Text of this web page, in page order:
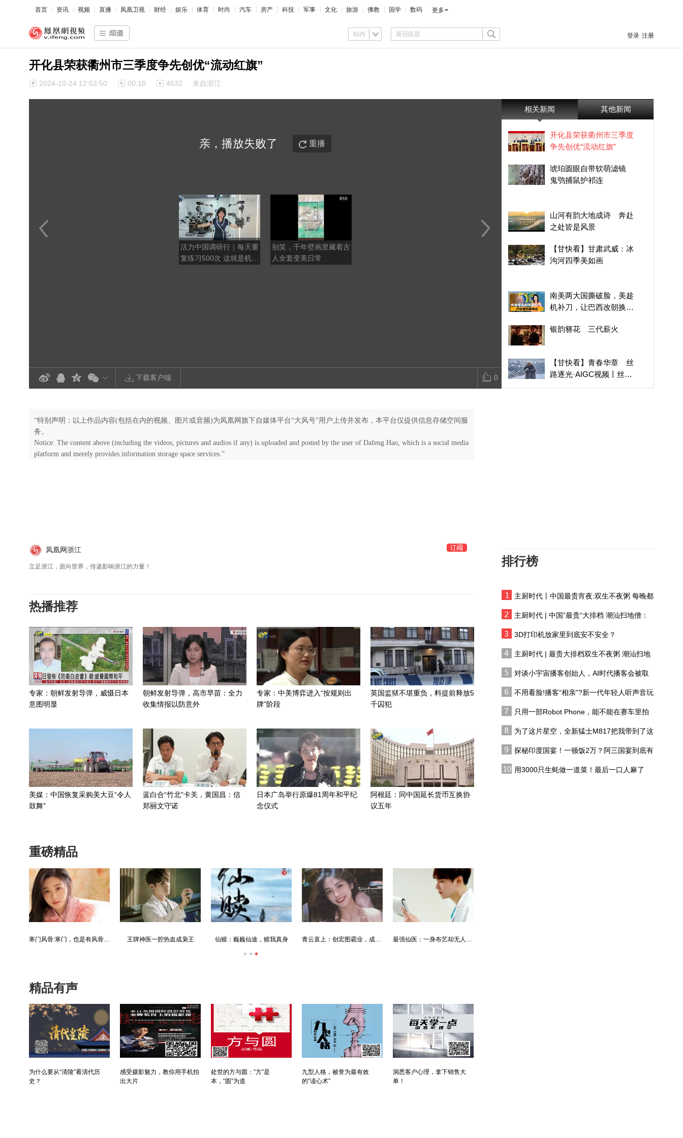
首页 资讯 视频 直播 凤凰卫视 财经 娱乐 体育 时尚 汽车 房产 科技 军事 文化 旅游 佛教 国学 数码 更多
站内 登录 注册
开化县荣获衢州市三季度争先创优“流动红旗”
2024-10-24 12:53:50 00:18 4632 来自浙江
亲，播放失败了 重播
活力中国调研行｜每天重
复练习500次 这就是机器
别笑，千年壁画里藏着古
人全套变美日常
【甘快看】甘肃武威：冰
如果文物会说话丨我是南
佐，黄土高原的文明灯塔
下载客户端 0
相关新闻 其他新闻
开化县荣获衢州市三季度
争先创优“流动红旗”
琥珀圆眼自带软萌滤镜
鬼鸮捕鼠护祁连
山河有韵大地成诗 奔赴
之处皆是风景
【甘快看】甘肃武威：冰
沟河四季美如画
南美两大国撕破脸，美趁
机补刀，让巴西改朝换
银韵簪花 三代薪火
【甘快看】青春华章 丝
路逐光·AIGC视频丨丝路
上的追光者
三伏天，来碗浆水
“四海联动” 中东火烧连营
年布局，美媒爆料：赫格
塞思骗了特朗普
在敦煌，我遇见了“时间的
手艺人”
【甘快看】祁连灵根 甘
【甘快看】一枚汉简里
“特别声明：以上作品内容(包括在内的视频、图片或音频)为凤凰网旗下自媒体平台“大风号”用户上传并发布，本平台仅提供信息存储空间服
务。
Notice: The content above (including the videos, pictures and audios if any) is uploaded and posted by the user of Dafeng Hao, which is a social media
platform and merely provides information storage space services.”
凤凰网浙江
立足浙江，面向世界，传递影响浙江的力量！
热播推荐
专家：朝鲜发射导弹，威慑日本
意图明显
朝鲜发射导弹，高市早苗：全力
收集情报以防意外
专家：中美博弈进入“按规则出
牌”阶段
英国监狱不堪重负，料提前释放5
千囚犯
美媒：中国恢复采购美大豆“令人
鼓舞”
蓝白合“竹北”卡关，黄国昌：信
郑丽文守诺
日本广岛举行原爆81周年和平纪
念仪式
阿根廷：同中国延长货币互换协
议五年
重磅精品
寒门风骨:寒门，也是有风骨的！ 王牌神医一腔热血成枭王 仙赎：巍巍仙途，赎我真身 青云直上：创宏图霸业，成人生赢家 最强仙医：一身布艺却无人不识
精品有声
为什么要从“清陵”看清代历
史？
感受摄影魅力，教你用手机拍
出大片
处世的方与圆：“方”是
本，“圆”为道
九型人格，被誉为最有效
的“读心术”
洞悉客户心理，拿下销售大
单！
排行榜
主厨时代丨中国最贵宵夜:双生不夜粥 每晚都
主厨时代 | 中国”最贵“大排档 潮汕扫地僧：
3D打印机放家里到底安不安全？
主厨时代 | 最贵大排档双生不夜粥 潮汕扫地
对谈小宇宙播客创始人，AI时代播客会被取
不用看脸!播客“相亲”?新一代年轻人听声音玩
只用一部Robot Phone，能不能在赛车里拍
为了这片星空，全新猛士M817把我带到了这
探秘印度国宴！一顿饭2万？阿三国宴到底有
用3000只生蚝做一道菜！最后一口人麻了